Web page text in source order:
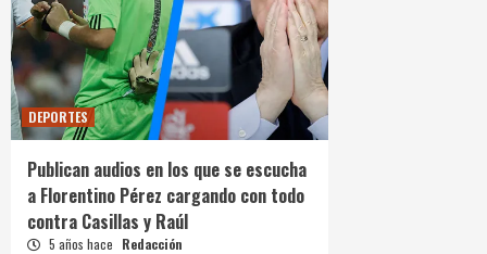
DEPORTES
Publican audios en los que se escucha
a Florentino Pérez cargando con todo
contra Casillas y Raúl
5 años hace Redacción